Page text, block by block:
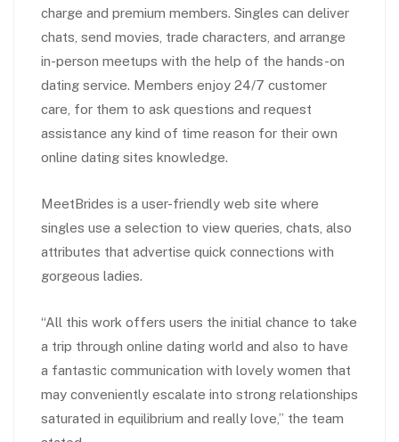
charge and premium members. Singles can deliver
chats, send movies, trade characters, and arrange
in-person meetups with the help of the hands-on
dating service. Members enjoy 24/7 customer
care, for them to ask questions and request
assistance any kind of time reason for their own
online dating sites knowledge.
MeetBrides is a user-friendly web site where
singles use a selection to view queries, chats, also
attributes that advertise quick connections with
gorgeous ladies.
“All this work offers users the initial chance to take
a trip through online dating world and also to have
a fantastic communication with lovely women that
may conveniently escalate into strong relationships
saturated in equilibrium and really love,” the team